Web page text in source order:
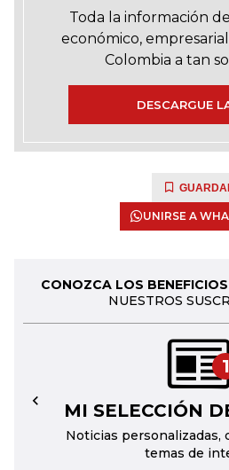
Toda la información
económico,
Colombia a tan
DESCARGUE
UNIRSE A
CONOZCA LOS
NUESTROS
1
MI SELECCIÓN
Noticias personalizadas,
temas de
←